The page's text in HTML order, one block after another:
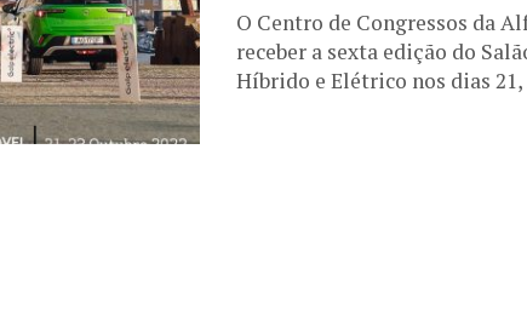
O Centro de Congressos da
receber a sexta edição do
Híbrido e Elétrico nos dias 21,